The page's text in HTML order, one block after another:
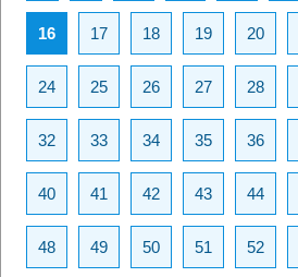
16 17 18 19 20
24 25 26 27 28
32 33 34 35 36
40 41 42 43 44
48 49 50 51 52